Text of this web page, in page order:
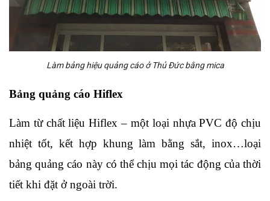
Làm bảng hiệu quảng cáo ở Thủ Đức bằng mica
Bảng quảng cáo Hiflex
Làm từ chất liệu Hiflex – một loại nhựa PVC độ chịu
nhiệt tốt, kết hợp khung làm bằng sắt, inox…loại
bảng quảng cáo này có thể chịu mọi tác động của thời
tiết khi đặt ở ngoài trời.